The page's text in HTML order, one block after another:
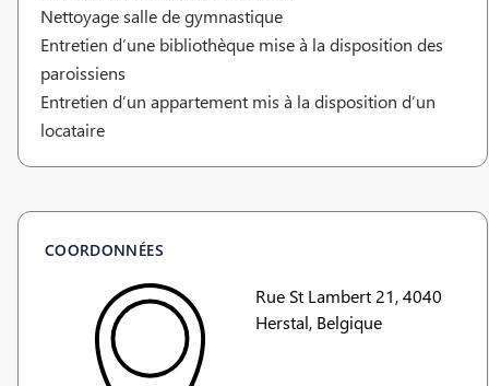
Nettoyage salle de gymnastique
Entretien d’une bibliothèque mise à la disposition des
paroissiens
Entretien d’un appartement mis à la disposition d’un
locataire
COORDONNÉES
Rue St Lambert 21, 4040
Herstal, Belgique